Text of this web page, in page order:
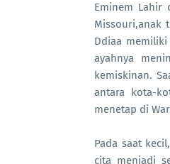
Eminem Lahir
Missouri,anak
Ddiaa
ayahnya
kemiskinan.
antara kota-
menetap di
Pada saat
cita menjadi